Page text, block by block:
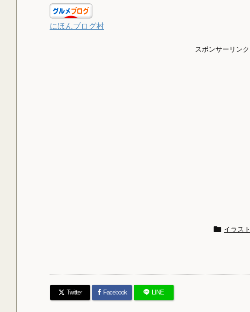
にほんブログ村
スポンサーリンク
 イラスト
Twitter Facebook LINE